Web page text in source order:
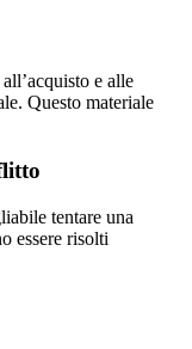
e alle
Questo materiale
tentare una
essere risolti